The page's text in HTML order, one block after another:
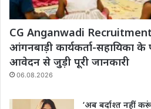
CG Anganwadi
आंगनबाड़ी कार्यकर्ता-सहायिका के
आवेदन से जुड़ी पूरी जानकारी
06.08.2026
‘अब बर्दाश्त नहीं